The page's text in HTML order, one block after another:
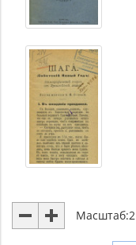
Масштаб:2